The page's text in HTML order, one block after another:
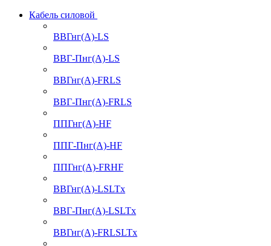
Кабель силовой
ВВГнг(А)-LS
ВВГ-Пнг(А)-LS
ВВГнг(А)-FRLS
ВВГ-Пнг(А)-FRLS
ППГнг(А)-HF
ППГ-Пнг(А)-HF
ППГнг(А)-FRHF
ВВГнг(А)-LSLTx
ВВГ-Пнг(А)-LSLTx
ВВГнг(А)-FRLSLTx